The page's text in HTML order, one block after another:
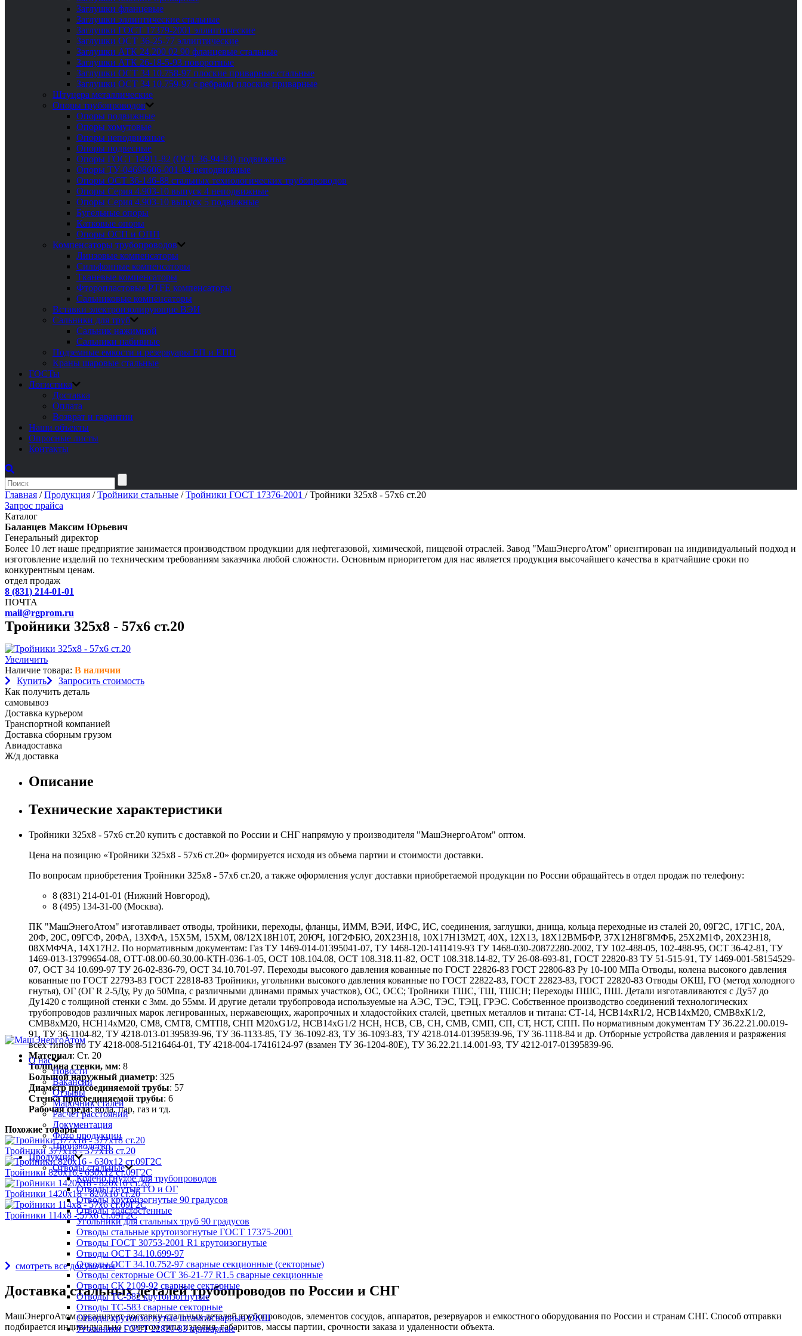
Заглушки фланцевые
Заглушки эллиптические стальные
Заглушки ГОСТ 17379-2001 эллиптические
Заглушки ОСТ 36-25-77 эллиптические
Заглушки АТК 24.200 02 90 фланцевые стальные
Заглушки АТК 26-18-5-93 поворотные
Заглушки ОСТ 34 10.758-97 плоские приварные стальные
Заглушки ОСТ 34 10.759-97 с ребрами плоские приварные
Штуцера металлические
Опоры трубопроводов
Опоры подвижные
Опоры хомутовые
Опоры неподвижные
Опоры подвесные
Опоры ГОСТ 14911-82 (ОСТ 36-94-83) подвижные
Опоры ТУ-04698606-001-04 неподвижные
Опоры ОСТ 36-146-88 стальных технологических трубопроводов
Опоры Серия 4.903-10 выпуск 4 неподвижные
Опоры Серия 4.903-10 выпуск 5 подвижные
Бугельные опоры
Катковые опоры
Опоры ОСП и ОПП
Компенсаторы трубопроводов
Линзовые компенсаторы
Сильфонные компенсаторы
Тканевые компенсаторы
Фторопластовые PTFE компенсаторы
Сальниковые компенсаторы
Вставки электроизолирующие ВЭИ
Сальники для труб
Сальник нажимной
Сальники набивные
Подземные емкости и резервуары ЕП и ЕПП
Краны шаровые стальные
ГОСТы
Логистика
Доставка
Оплата
Возврат и гарантии
Наши объекты
Опросные листы
Контакты
Главная /Продукция /Тройники стальные /Тройники ГОСТ 17376-2001 /Тройники 325х8 - 57х6 ст.20
Запрос прайса
Каталог
Баланцев Максим Юрьевич
Генеральный директор
Более 10 лет наше предприятие занимается производством продукции для нефтегазовой, химической, пищевой отраслей. Завод "МашЭнергоАтом" ориентирован на индивидуальный подход и
изготовление изделий по техническим требованиям заказчика любой сложности. Основным приоритетом для нас является продукция высочайшего качества в кратчайшие сроки по
конкурентным ценам.
отдел продаж
8 (831) 214-01-01
ПОЧТА
mail@rgprom.ru
Тройники 325х8 - 57х6 ст.20
Увеличить
Наличие товара: В наличии
Купить
Запросить стоимость
Как получить деталь
самовывоз
Доставка курьером
Транспортной компанией
Доставка сборным грузом
Авиадоставка
Ж/д доставка
Описание
Технические характеристики
Тройники 325х8 - 57х6 ст.20 купить с доставкой по России и СНГ напрямую у производителя "МашЭнергоАтом" оптом.
Цена на позицию «Тройники 325х8 - 57х6 ст.20» формируется исходя из объема партии и стоимости доставки.
По вопросам приобретения Тройники 325х8 - 57х6 ст.20, а также оформления услуг доставки приобретаемой продукции по России обращайтесь в отдел продаж по телефону:
8 (831) 214-01-01 (Нижний Новгород),
8 (495) 134-31-00 (Москва).
ПК "МашЭнегоАтом" изготавливает отводы, тройники, переходы, фланцы, ИММ, ВЭИ, ИФС, ИС, соединения, заглушки, днища, кольца переходные из сталей 20, 09Г2С, 17Г1С, 20А,
20Ф, 20С, 09ГСФ, 20ФА, 13ХФА, 15Х5М, 15ХМ, 08/12Х18Н10Т, 20ЮЧ, 10Г2ФБЮ, 20Х23Н18, 10Х17Н13М2Т, 40Х, 12Х13, 18Х12ВМБФР, 37Х12Н8Г8МФБ, 25Х2М1Ф, 20Х23Н18,
08ХМФЧА, 14Х17Н2. По нормативным документам: Газ ТУ 1469-014-01395041-07, ТУ 1468-120-1411419-93 ТУ 1468-030-20872280-2002, ТУ 102-488-05, 102-488-95, ОСТ 36-42-81, ТУ
1469-013-13799654-08, ОТТ-08.00-60.30.00-КТН-036-1-05, ОСТ 108.104.08, ОСТ 108.318.11-82, ОСТ 108.318.14-82, ТУ 26-08-693-81, ГОСТ 22820-83 ТУ 51-515-91, ТУ 1469-001-58154529-
07, ОСТ 34 10.699-97 ТУ 26-02-836-79, ОСТ 34.10.701-97. Переходы высокого давления кованные по ГОСТ 22826-83 ГОСТ 22806-83 Ру 10-100 МПа Отводы, колена высокого давления
кованные по ГОСТ 22793-83 ГОСТ 22818-83 Тройники, угольники высокого давления кованные по ГОСТ 22822-83, ГОСТ 22823-83, ГОСТ 22820-83 Отводы ОКШ, ГО (метод холодного
гнутья), ОГ (ОГ R 2-5Ду, Ру до 50Мпа, с различными длинами прямых участков), ОС, ОСС; Тройники ТШС, ТШ, ТШСН; Переходы ПШС, ПШ. Детали изготавливаются с Ду57 до
Ду1420 с толщиной стенки с 3мм. до 55мм. И другие детали трубопровода используемые на АЭС, ТЭС, ТЭЦ, ГРЭС. Собственное производство соединений технологических
трубопроводов различных марок легированных, нержавеющих, жаропрочных и хладостойких сталей, цветных металлов и титана: СТ-14, НСВ14хR1/2, НСВ14хМ20, СМВ8хК1/2,
СМВ8хМ20, НСН14хМ20, СМ8, СМТ8, СМТП8, СНП М20хG1/2, НСВ14хG1/2 НСН, НСВ, СВ, СН, СМВ, СМП, СП, СТ, НСТ, СПП. По нормативным документам ТУ 36.22.21.00.019-
91, ТУ 36-1104-82, ТУ 4218-013-01395839-96, ТУ 36-1133-85, ТУ 36-1092-83, ТУ 36-1093-83, ТУ 4218-014-01395839-96, ТУ 36-1118-84 и др. Отборные устройства давления и разряжения
всех типов по ТУ 4218-008-51216464-01, ТУ 4218-004-17416124-97 (взамен ТУ 36-1204-80Е), ТУ 36.22.21.14.001-93, ТУ 4212-017-01395839-96.
Материал: Ст. 20
Толщина стенки, мм: 8
Большой наружный диаметр: 325
Диаметр присоединяемой трубы: 57
Стенка присоединяемой трубы: 6
Рабочая среда: вода, пар, газ и тд.
Похожие товары
Тройники 377х18 - 377х18 ст.20
Тройники 820х16 - 630х12 ст.09Г2С
Тройники 1420х18 - 820х10 ст.20
Тройники 114х8 - 57х6 ст.09Г2С
Награды и дипломы
смотреть все документы
Доставка стальных деталей трубопроводов по России и СНГ
МашЭнергоАтом организует доставку стальных деталей трубопроводов, элементов сосудов, аппаратов, резервуаров и емкостного оборудования по России и странам СНГ. Способ отправки
подбирается индивидуально с учетом типа изделия, габаритов, массы партии, срочности заказа и удаленности объекта.
О нас
Новости
Вакансии
Отзывы
Марочник сталей
Расчет расстояний
Документация
Фото продукции
Производство
Продукция
Отводы стальные
Колено гнутое для трубопроводов
Отводы гнутые ГО и ОГ
Отводы крутоизогнутые 90 градусов
Отводы толстостенные
Угольники для стальных труб 90 градусов
Отводы стальные крутоизогнутые ГОСТ 17375-2001
Отводы ГОСТ 30753-2001 R1 крутоизогнутые
Отводы ОСТ 34.10.699-97
Отводы ОСТ 34.10.752-97 сварные секционные (секторные)
Отводы секторные ОСТ 36-21-77 R1.5 сварные секционные
Отводы СК 2109-92 сварные секторные
Отводы ТС-582 крутоизогнутые
Отводы ТС-583 сварные секторные
Отводы крутоизогнутые штампосварные ОКШ
Угольники ГОСТ 22820-83 приварные